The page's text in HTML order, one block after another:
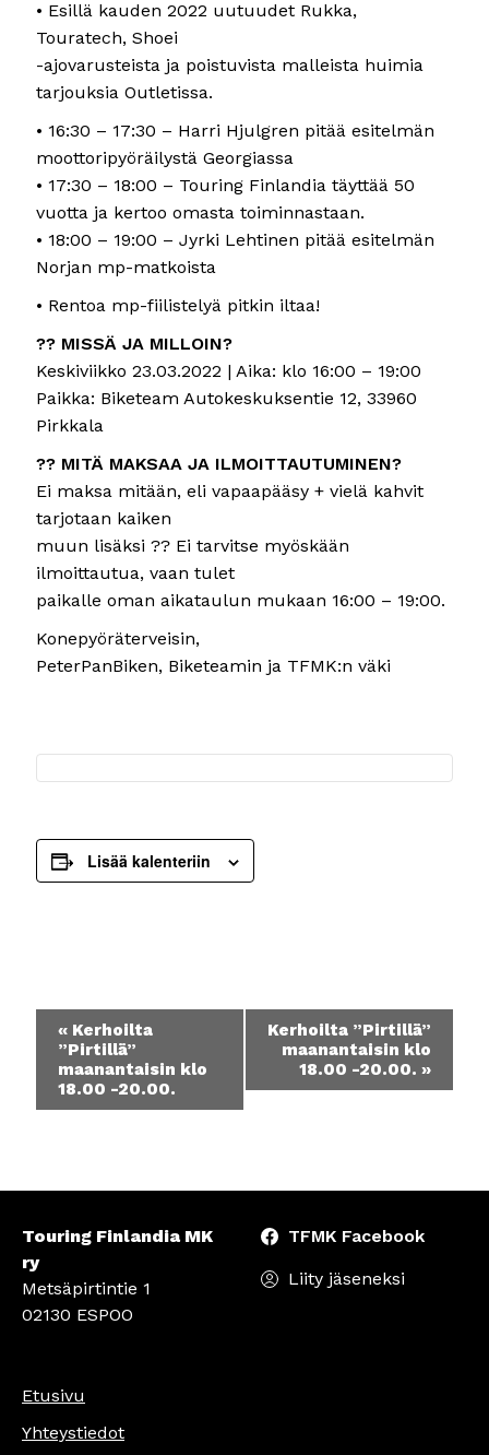
• Esillä kauden 2022 uutuudet Rukka,
Touratech, Shoei
-ajovarusteista ja poistuvista malleista huimia
tarjouksia Outletissa.
• 16:30 – 17:30 – Harri Hjulgren pitää esitelmän
moottoripyöräilystä Georgiassa
• 17:30 – 18:00 – Touring Finlandia täyttää 50
vuotta ja kertoo omasta toiminnastaan.
• 18:00 – 19:00 – Jyrki Lehtinen pitää esitelmän
Norjan mp-matkoista
• Rentoa mp-fiilistelyä pitkin iltaa!
?? MISSÄ JA MILLOIN?
Keskiviikko 23.03.2022 | Aika: klo 16:00 – 19:00
Paikka: Biketeam Autokeskuksentie 12, 33960
Pirkkala
?? MITÄ MAKSAA JA ILMOITTAUTUMINEN?
Ei maksa mitään, eli vapaapääsy + vielä kahvit
tarjotaan kaiken
muun lisäksi ?? Ei tarvitse myöskään
ilmoittautua, vaan tulet
paikalle oman aikataulun mukaan 16:00 – 19:00.
Konepyöräterveisin,
PeterPanBiken, Biketeamin ja TFMK:n väki
Lisää kalenteriin
Tapahtuma
navigointi
« Kerhoilta
”Pirtillä”
maanantaisin klo
18.00 -20.00.
Kerhoilta ”Pirtillä”
maanantaisin klo
18.00 -20.00. »
Touring Finlandia MK
ry
Metsäpirtintie 1
02130 ESPOO
TFMK Facebook
Liity jäseneksi
Etusivu
Yhteystiedot